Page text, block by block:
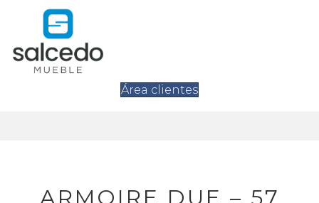
Área clientes
ARMOIRE DUE – 57